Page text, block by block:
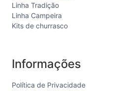
Linha Tradição
Linha Campeira
Kits de churrasco
Informações
Política de Privacidade